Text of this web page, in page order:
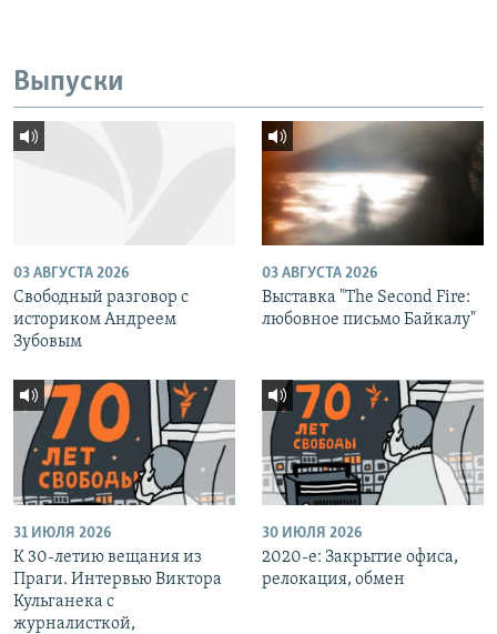
Выпуски
03 АВГУСТА 2026
Свободный разговор с
историком Андреем
Зубовым
03 АВГУСТА 2026
Выставка "The Second Fire:
любовное письмо Байкалу"
31 ИЮЛЯ 2026
К 30-летию вещания из
Праги. Интервью Виктора
Кульганека с
журналисткой,
30 ИЮЛЯ 2026
2020-е: Закрытие офиса,
релокация, обмен